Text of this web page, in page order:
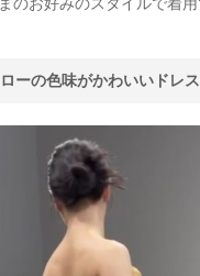
ーの色味がかわいいドレス